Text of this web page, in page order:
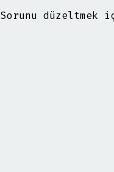
Sorunu düzeltmek